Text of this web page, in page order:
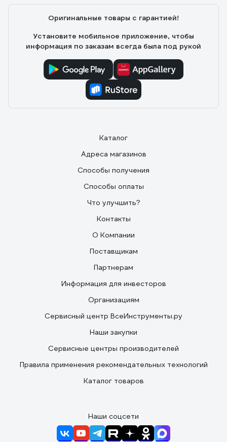
Оригинальные товары с гарантией!
Установите мобильное приложение, чтобы
информация по заказам всегда была под рукой
Каталог
Адреса магазинов
Способы получения
Способы оплаты
Что улучшить?
Контакты
О Компании
Поставщикам
Партнерам
Информация для инвесторов
Организациям
Сервисный центр ВсеИнструменты.ру
Наши закупки
Сервисные центры производителей
Правила применения рекомендательных технологий
Каталог товаров
Наши соцсети